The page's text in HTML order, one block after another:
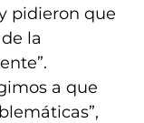
pidieron que
la
a que